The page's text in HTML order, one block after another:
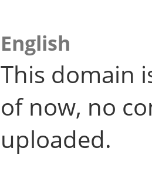
English
This domain
of now, no
uploaded.